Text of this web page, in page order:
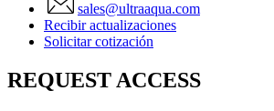
sales@ultraaqua.com
Recibir actualizaciones
Solicitar cotización
REQUEST ACCESS